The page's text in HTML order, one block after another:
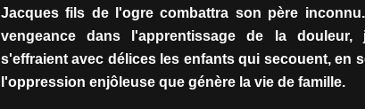
Jacques fils de l'ogre combattra son père
vengeance dans l'apprentissage de la douleur,
s'effraient avec délices les enfants qui secouent, en
l'oppression enjôleuse que génère la vie de famille.